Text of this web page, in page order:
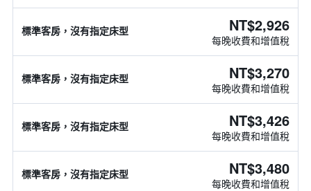
標準客房，沒有指定床型 NT$2,926
每晚收費和增值稅
標準客房，沒有指定床型 NT$3,270
每晚收費和增值稅
標準客房，沒有指定床型 NT$3,426
每晚收費和增值稅
標準客房，沒有指定床型 NT$3,480
每晚收費和增值稅